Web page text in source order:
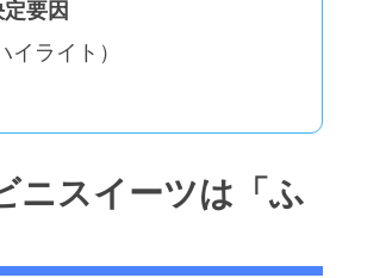
要因
ライト）
ニスイーツは「ふ